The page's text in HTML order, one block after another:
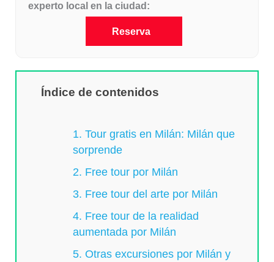
experto local en la ciudad:
Reserva
Índice de contenidos
1. Tour gratis en Milán: Milán que
sorprende
2. Free tour por Milán
3. Free tour del arte por Milán
4. Free tour de la realidad
aumentada por Milán
5. Otras excursiones por Milán y